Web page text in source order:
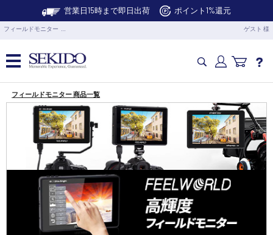
営業日15時まで即日出荷 ポイント1%還元
フィールドモニター … ゲスト 様
カメラドローン・生活家電
カメラ・スタビライザー
業務用ドローン・業務関連製品
水中ドローン(ROV)・水中スクーター
フィールドモニター 商品一覧